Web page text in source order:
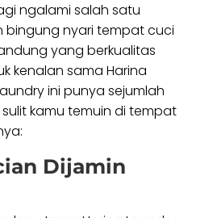
ngalami salah satu
bingung nyari tempat cuci
yang berkualitas
kenalan sama Harina
ini punya sejumlah
kamu temuin di tempat
Dijamin